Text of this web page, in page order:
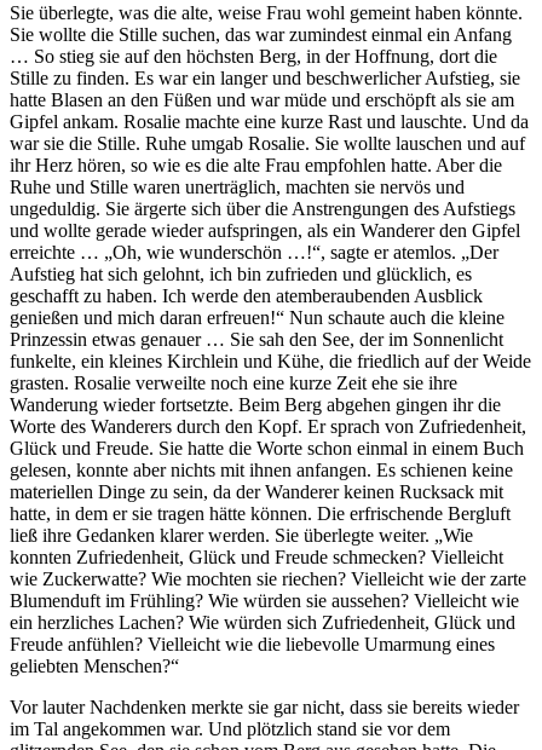
Sie überlegte, was die alte, weise Frau wohl gemeint haben könnte.
Sie wollte die Stille suchen, das war zumindest einmal ein Anfang
… So stieg sie auf den höchsten Berg, in der Hoffnung, dort die
Stille zu finden. Es war ein langer und beschwerlicher Aufstieg, sie
hatte Blasen an den Füßen und war müde und erschöpft als sie am
Gipfel ankam. Rosalie machte eine kurze Rast und lauschte. Und da
war sie die Stille. Ruhe umgab Rosalie. Sie wollte lauschen und auf
ihr Herz hören, so wie es die alte Frau empfohlen hatte. Aber die
Ruhe und Stille waren unerträglich, machten sie nervös und
ungeduldig. Sie ärgerte sich über die Anstrengungen des Aufstiegs
und wollte gerade wieder aufspringen, als ein Wanderer den Gipfel
erreichte … „Oh, wie wunderschön …!“, sagte er atemlos. „Der
Aufstieg hat sich gelohnt, ich bin zufrieden und glücklich, es
geschafft zu haben. Ich werde den atemberaubenden Ausblick
genießen und mich daran erfreuen!“ Nun schaute auch die kleine
Prinzessin etwas genauer … Sie sah den See, der im Sonnenlicht
funkelte, ein kleines Kirchlein und Kühe, die friedlich auf der Weide
grasten. Rosalie verweilte noch eine kurze Zeit ehe sie ihre
Wanderung wieder fortsetzte. Beim Berg abgehen gingen ihr die
Worte des Wanderers durch den Kopf. Er sprach von Zufriedenheit,
Glück und Freude. Sie hatte die Worte schon einmal in einem Buch
gelesen, konnte aber nichts mit ihnen anfangen. Es schienen keine
materiellen Dinge zu sein, da der Wanderer keinen Rucksack mit
hatte, in dem er sie tragen hätte können. Die erfrischende Bergluft
ließ ihre Gedanken klarer werden. Sie überlegte weiter. „Wie
konnten Zufriedenheit, Glück und Freude schmecken? Vielleicht
wie Zuckerwatte? Wie mochten sie riechen? Vielleicht wie der zarte
Blumenduft im Frühling? Wie würden sie aussehen? Vielleicht wie
ein herzliches Lachen? Wie würden sich Zufriedenheit, Glück und
Freude anfühlen? Vielleicht wie die liebevolle Umarmung eines
geliebten Menschen?“
Vor lauter Nachdenken merkte sie gar nicht, dass sie bereits wieder
im Tal angekommen war. Und plötzlich stand sie vor dem